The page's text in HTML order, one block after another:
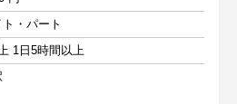
・パート
1日5時間以上